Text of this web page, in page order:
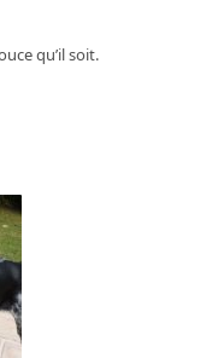
qu’il soit.